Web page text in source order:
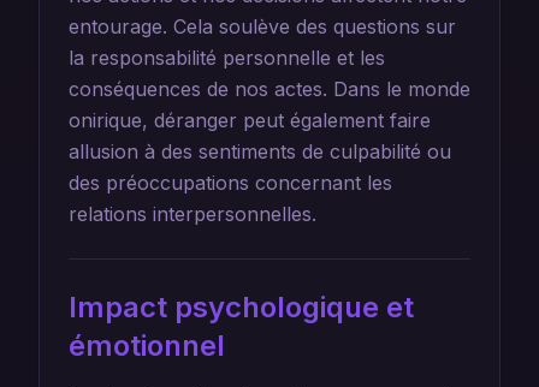
entourage. Cela soulève des questions sur
la responsabilité personnelle et les
conséquences de nos actes. Dans le monde
onirique, déranger peut également faire
allusion à des sentiments de culpabilité ou
des préoccupations concernant les
relations interpersonnelles.
Impact psychologique et
émotionnel